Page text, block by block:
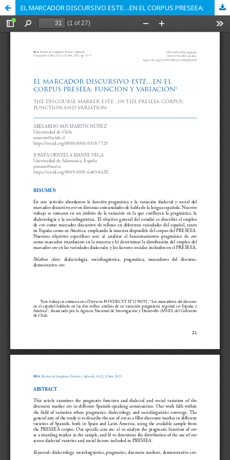
EL MARCADOR DISCURSIVO ESTE…EN EL CORPUS PRESEEA: